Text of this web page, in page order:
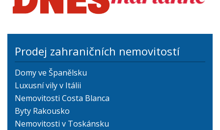
Prodej zahraničních nemovitostí
Domy ve Španělsku
Luxusní vily v Itálii
Nemovitosti Costa Blanca
Byty Rakousko
Nemovitosti v Toskánsku